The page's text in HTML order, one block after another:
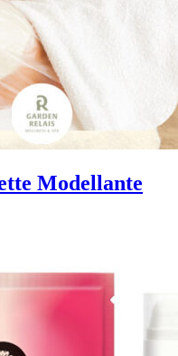
Modellante